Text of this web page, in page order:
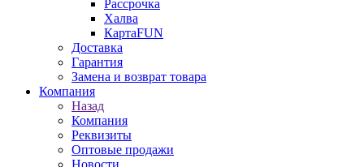
Рассрочка
Халва
КартаFUN
Доставка
Гарантия
Замена и возврат товара
Компания
Назад
Компания
Реквизиты
Оптовые продажи
Новости